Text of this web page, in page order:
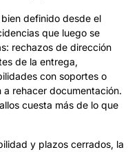
definido desde el
que luego se
rechazos de dirección
de la entrega,
con soportes o
rehacer documentación.
cuesta más de lo que
y plazos cerrados, la